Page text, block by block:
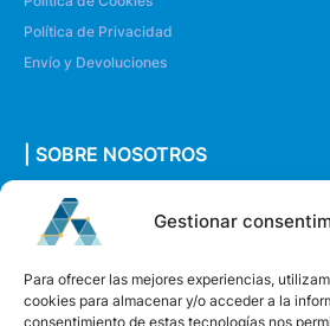
Gestionar
Para ofrecer las mejores experiencias,
cookies para almacenar y/o acceder a la
consentimiento de estas tecnologías nos
Política de Privacidad
Envío y Devoluciones
| SOBRE NOSOTROS
Quiénes somos
Envíanos un mensaje